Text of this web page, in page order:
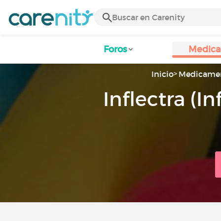
Foros
Inicio
Inflectra